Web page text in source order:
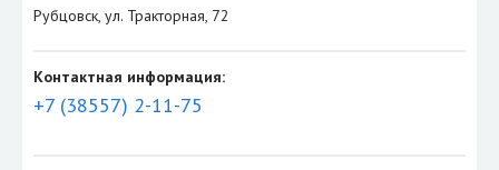
Рубцовск, ул. Тракторная, 72
Контактная информация:
+7 (38557) 2-11-75